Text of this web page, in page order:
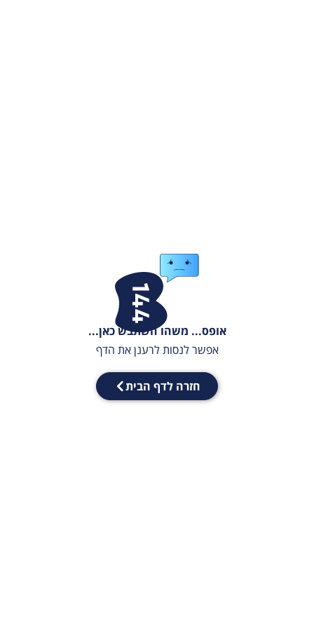
אופס... משהו השתבש כאן...
אפשר לנסות לרענן את הדף
חזרה לדף הבית